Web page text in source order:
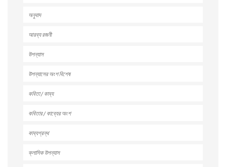
অনুবাদ
আরব্য রজনী
উপন্যাস
উপন্যাসের অংশ বিশেষ
কবিতা / কাব্য
কবিতার / কাব্যের অংশ
কাব্যগ্রন্থ
ক্লাসিক উপন্যাস